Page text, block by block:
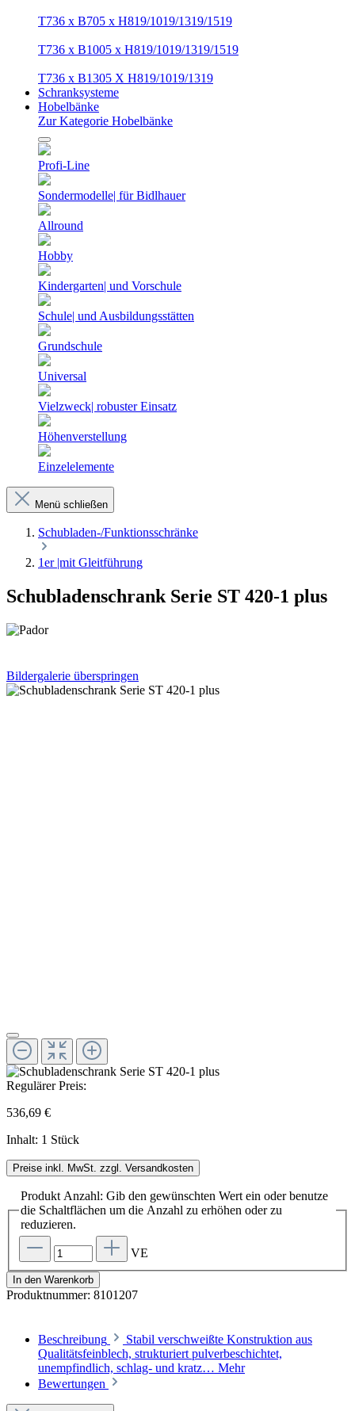
T736 x B705 x H819/1019/1319/1519
T736 x B1005 x H819/1019/1319/1519
T736 x B1305 X H819/1019/1319
Schranksysteme
Hobelbänke
Zur Kategorie Hobelbänke
Profi-Line
Sondermodelle| für Bidlhauer
Allround
Hobby
Kindergarten| und Vorschule
Schule| und Ausbildungsstätten
Grundschule
Universal
Vielzweck| robuster Einsatz
Höhenverstellung
Einzelelemente
Menü schließen
Schubladen-/Funktionsschränke
1er |mit Gleitführung
Schubladenschrank Serie ST 420-1 plus
Bildergalerie überspringen
Regulärer Preis:
536,69 €
Inhalt: 1 Stück
Preise inkl. MwSt. zzgl. Versandkosten
Produkt Anzahl: Gib den gewünschten Wert ein oder benutze
die Schaltflächen um die Anzahl zu erhöhen oder zu
reduzieren.
VE
In den Warenkorb
Produktnummer: 8101207
Beschreibung
Stabil verschweißte Konstruktion aus
Qualitätsfeinblech, strukturiert pulverbeschichtet,
unempfindlich, schlag- und kratz… Mehr
Bewertungen